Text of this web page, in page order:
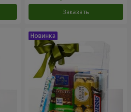
Заказать